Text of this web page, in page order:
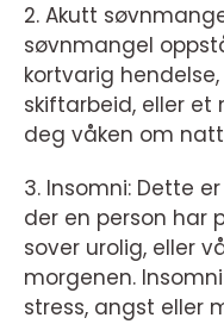
2. Akutt
søvnmangel
kortvarig
skiftarbeid, eller
deg våken om
3. Insomni: Dette
der en person har
sover urolig, eller
morgenen.
stress, angst eller